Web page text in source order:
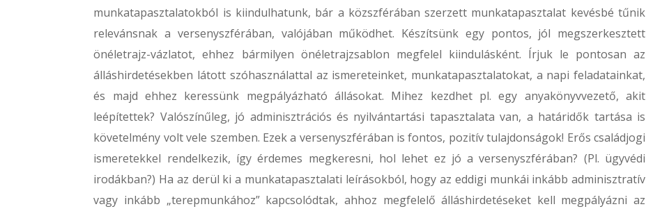
munkatapasztalatokból is kiindulhatunk, bár a közszférában szerzett munkatapasztalat kevésbé tűnik
relevánsnak a versenyszférában, valójában működhet. Készítsünk egy pontos, jól megszerkesztett
önéletrajz-vázlatot, ehhez bármilyen önéletrajzsablon megfelel kiindulásként. Írjuk le pontosan az
álláshirdetésekben látott szóhasználattal az ismereteinket, munkatapasztalatokat, a napi feladatainkat,
és majd ehhez keressünk megpályázható állásokat. Mihez kezdhet pl. egy anyakönyvvezető, akit
leépítettek? Valószínűleg, jó adminisztrációs és nyilvántartási tapasztalata van, a határidők tartása is
követelmény volt vele szemben. Ezek a versenyszférában is fontos, pozitív tulajdonságok! Erős családjogi
ismeretekkel rendelkezik, így érdemes megkeresni, hol lehet ez jó a versenyszférában? (Pl. ügyvédi
irodákban?) Ha az derül ki a munkatapasztalati leírásokból, hogy az eddigi munkái inkább adminisztratív
vagy inkább „terepmunkához” kapcsolódtak, ahhoz megfelelő álláshirdetéseket kell megpályázni az